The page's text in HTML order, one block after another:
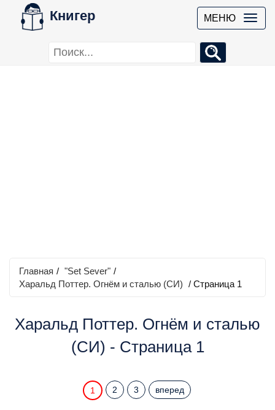
Книгер МЕНЮ
Главная / "Set Sever" /
Харальд Поттер. Огнём и сталью (СИ) / Страница 1
Харальд Поттер. Огнём и сталью
(СИ) - Страница 1
1 2 3 вперед